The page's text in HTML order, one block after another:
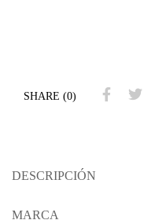
SHARE (0)
DESCRIPCIÓN
MARCA